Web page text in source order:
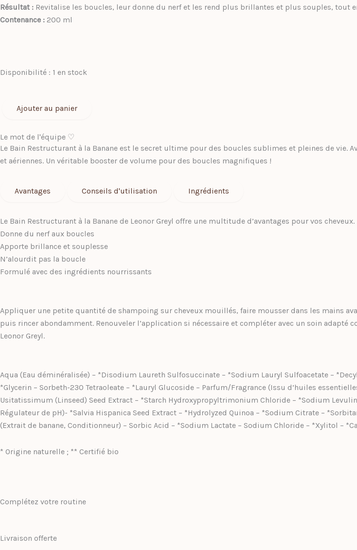
Résultat : Revitalise les boucles, leur donne du nerf et les rend plus brillantes et plus souples, tout
Contenance : 200 ml
Disponibilité : 1 en stock
quantité
Ajouter au panier
Le mot de l'équipe ♡
Le Bain Restructurant à la Banane est le secret ultime pour des boucles sublimes et pleines de
et aériennes. Un véritable booster de volume pour des boucles magnifiques !
Avantages Conseils d'utilisation Ingrédients
Le Bain Restructurant à la Banane de Leonor Greyl offre une multitude d’avantages pour vos cheveux.
Donne du nerf aux boucles
Apporte brillance et souplesse
N’alourdit pas la boucle
Formulé avec des ingrédients nourrissants
Appliquer une petite quantité de shampoing sur cheveux mouillés, faire mousser dans les mains
puis rincer abondamment. Renouveler l’application si nécessaire et compléter avec un soin adapté
Leonor Greyl.
Aqua (Eau déminéralisée) – *Disodium Laureth Sulfosuccinate – *Sodium Lauryl Sulfoacetate –
*Glycerin – Sorbeth-230 Tetraoleate – *Lauryl Glucoside – Parfum/Fragrance (Issu d’huiles
Usitatissimum (Linseed) Seed Extract – *Starch Hydroxypropyltrimonium Chloride – *Sodium
Régulateur de pH)- *Salvia Hispanica Seed Extract – *Hydrolyzed Quinoa – *Sodium Citrate –
(Extrait de banane, Conditionneur) – Sorbic Acid – *Sodium Lactate – Sodium Chloride – *Xylitol –
* Origine naturelle ; ** Certifié bio
Complétez votre routine
Livraison offerte